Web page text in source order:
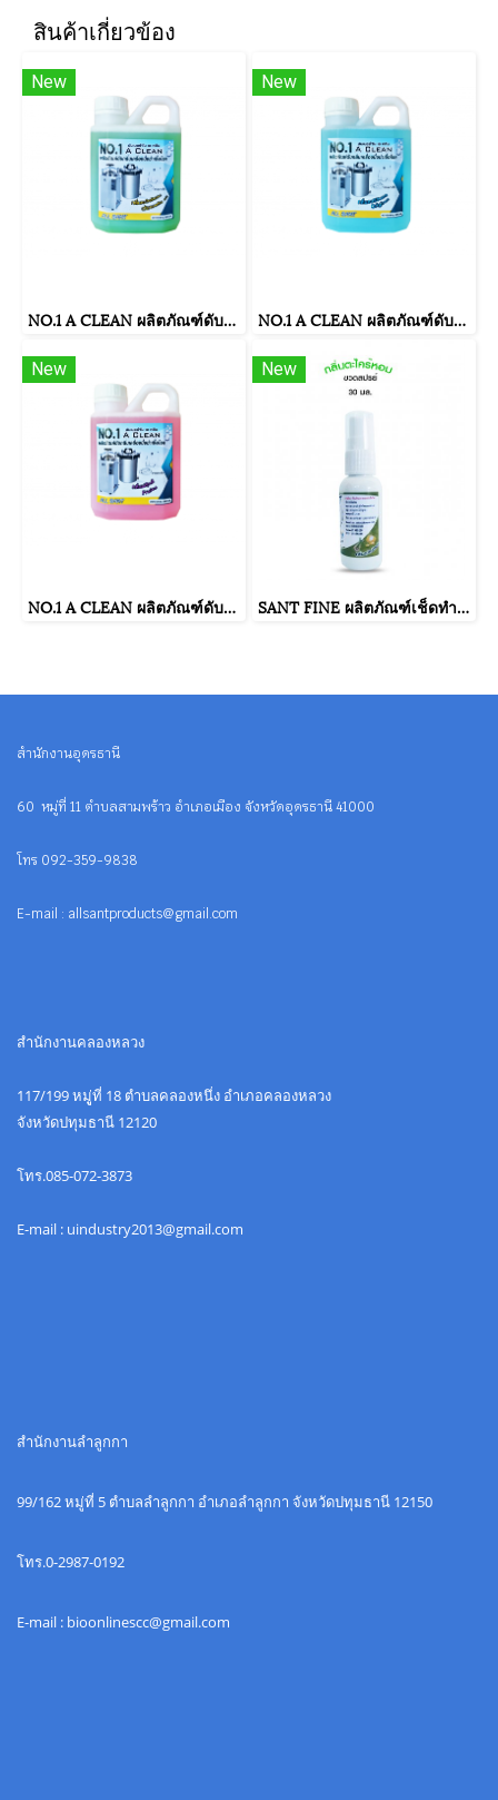
สินค้าเกี่ยวข้อง
New
NO.1 A CLEAN ผลิตภัณฑ์ดับกลิ่นเครื่องนึ่งฆ่าเชื้อโรค กลิ่นตะไคร้หอม ขนาดบรรจุ 500 มิลลิลิตร
New
NO.1 A CLEAN ผลิตภัณฑ์ดับกลิ่นเครื่องนึ่งฆ่าเชื้อโรค กลิ่นออริจินอล ขนาดบรรจุ 500 มิลลิลิตร
New
NO.1 A CLEAN ผลิตภัณฑ์ดับกลิ่นเครื่องนึ่งฆ่าเชื้อโรค กลิ่นฟรุ๊ตตี้ ขนาดบรรจุ 500 มิลลิลิตร
New
SANT FINE ผลิตภัณฑ์เช็ดทำความสะอาดฝารองนั่งและสุขภัณฑ์ กลิ่นตะไคร้หอม ขนาดบรรจุ 30 มล.
สำนักงานอุดรธานี
60 หมู่ที่ 11 ตำบลสามพร้าว อำเภอเมือง จังหวัดอุดรธานี 41000
โทร 092-359-9838
E-mail : allsantproducts@gmail.com
สำนักงานคลองหลวง
117/199 หมูู่ที่ 18 ตำบลคลองหนึ่ง อำเภอคลองหลวง
จังหวัดปทุมธานี 12120
โทร.085-072-3873
E-mail : uindustry2013@gmail.com
สำนักงานลำลูกกา
99/162 หมู่ที่ 5 ตำบลลำลูกกา อำเภอลำลูกกา จังหวัดปทุมธานี 12150
โทร.0-2987-0192
E-mail : bioonlinescc@gmail.com